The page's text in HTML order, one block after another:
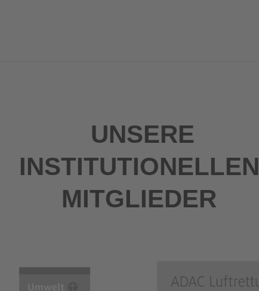
UNSERE
INSTITUTIONELLEN
MITGLIEDER